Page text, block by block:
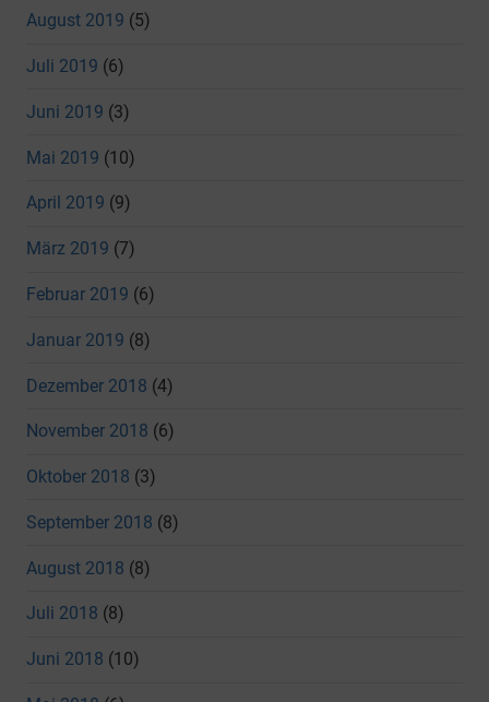
August 2019 (5)
Juli 2019 (6)
Juni 2019 (3)
Mai 2019 (10)
April 2019 (9)
März 2019 (7)
Februar 2019 (6)
Januar 2019 (8)
Dezember 2018 (4)
November 2018 (6)
Oktober 2018 (3)
September 2018 (8)
August 2018 (8)
Juli 2018 (8)
Juni 2018 (10)